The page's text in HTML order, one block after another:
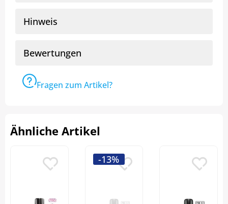
Hinweis
Bewertungen
Fragen zum Artikel?
Ähnliche Artikel
-13%